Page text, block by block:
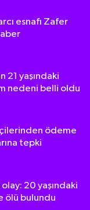
esnafı Zafer
21 yaşındaki
nedeni belli oldu
ödeme
tepki
20 yaşındaki
ölü bulundu